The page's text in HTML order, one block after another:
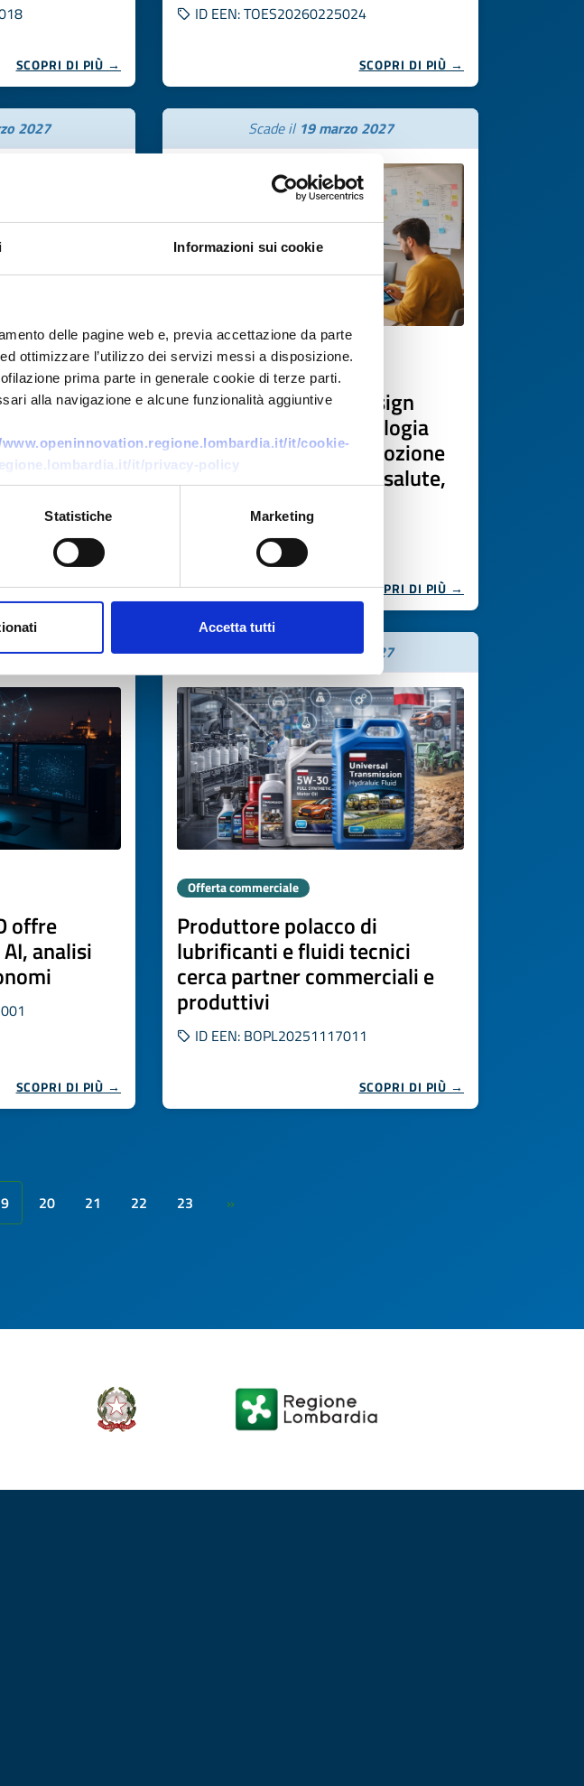
Informazioni sui cookie
delle pagine web e, previa accettazione da parte
ottimizzare l’utilizzo dei servizi messi a disposizione.
prima parte in generale cookie di terze parti.
alla navigazione e alcune funzionalità aggiuntive
it/cookie-
it/privacy-policy
Statistiche Marketing
Accetta tutti
SCOPRI DI PIÙ →
ID EEN: TOES20260225024
SCOPRI DI PIÙ →
2027
e
SCOPRI DI PIÙ →
Scade il 19 marzo 2027
Offerta di tecnologia
Gruppo svizzero di design
research offre metodologia
human-centred per adozione
di nuove tecnologie in salute,
benessere e ambiente
ID EEN: TOCH20260226017
SCOPRI DI PIÙ →
2027
offre
analisi
SCOPRI DI PIÙ →
Scade il20 marzo 2027
Offerta commerciale
Produttore polacco di
lubrificanti e fluidi tecnici
cerca partner commerciali e
produttivi
ID EEN: BOPL20251117011
SCOPRI DI PIÙ →
20 21 22 23 »